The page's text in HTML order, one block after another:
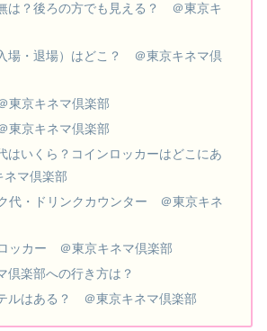
は？後ろの方でも見える？ ＠東京キ
場・退場）はどこ？ ＠東京キネマ倶
東京キネマ倶楽部
京キネマ倶楽部
はいくら？コインロッカーはどこにあ
マ倶楽部
代・ドリンクカウンター ＠東京キネ
ッカー ＠東京キネマ倶楽部
倶楽部への行き方は？
ルはある？ ＠東京キネマ倶楽部